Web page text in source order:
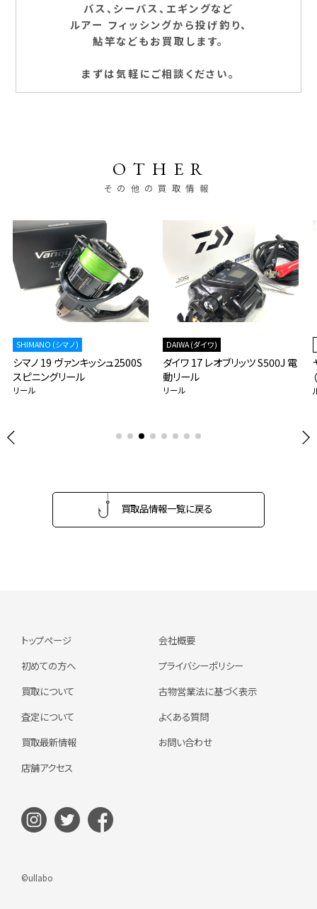
バス、シーバス、エギングなど
ルアー フィッシングから投げ釣り、
鮎竿などもお買取します。
まずは気軽にご相談ください。
OTHER
その他の買取情報
2500S
DAIWA (ダイワ)
ダイワ 17 レオブリッツ S500J 電
動リール
YAMASHITA(ヤマシタ)
ヤマシタ マリア ラピード 紅
（オンラインストア限定カラ
買取品情報一覧に戻る
トップページ
初めての方へ
買取について
査定について
買取最新情報
店舗アクセス
会社概要
プライバシーポリシー
古物営業法に基づく表示
よくある質問
お問い合わせ
©ullabo